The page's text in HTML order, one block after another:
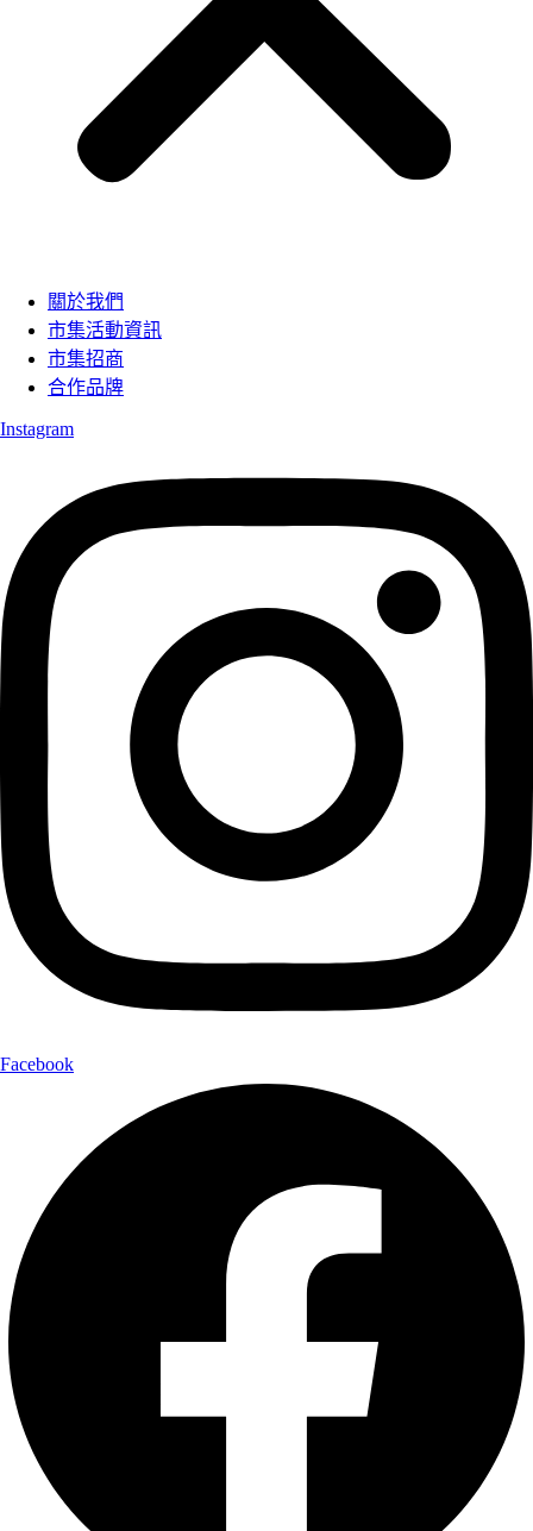
關於我們
市集活動資訊
市集招商
合作品牌
Instagram
Facebook